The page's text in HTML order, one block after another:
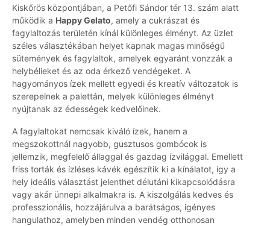
Kiskőrös központjában, a Petőfi Sándor tér 13. szám alatt
működik a Happy Gelato, amely a cukrászat és
fagylaltozás területén kínál különleges élményt. Az üzlet
széles választékában helyet kapnak magas minőségű
sütemények és fagylaltok, amelyek egyaránt vonzzák a
helybélieket és az oda érkező vendégeket. A
hagyományos ízek mellett egyedi és kreatív változatok is
szerepelnek a palettán, melyek különleges élményt
nyújtanak az édességek kedvelőinek.
A fagylaltokat nemcsak kiváló ízek, hanem a
megszokottnál nagyobb, gusztusos gombócok is
jellemzik, megfelelő állaggal és gazdag ízvilággal. Emellett
friss torták és ízléses kávék egészítik ki a kínálatot, így a
hely ideális választást jelenthet délutáni kikapcsolódásra
vagy akár ünnepi alkalmakra is. A kiszolgálás kedves és
professzionális, hozzájárulva a barátságos, igényes
hangulathoz, amelyben minden vendég otthonosan